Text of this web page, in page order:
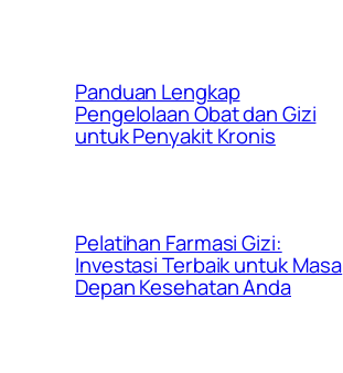
Panduan Lengkap
Pengelolaan Obat dan Gizi
untuk Penyakit Kronis
Pelatihan Farmasi Gizi:
Investasi Terbaik untuk Masa
Depan Kesehatan Anda